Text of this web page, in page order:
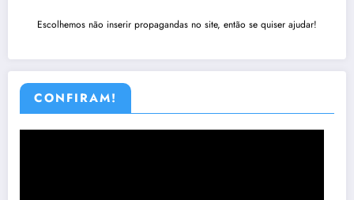
Escolhemos não inserir propagandas no site, então se quiser ajudar!
CONFIRAM!